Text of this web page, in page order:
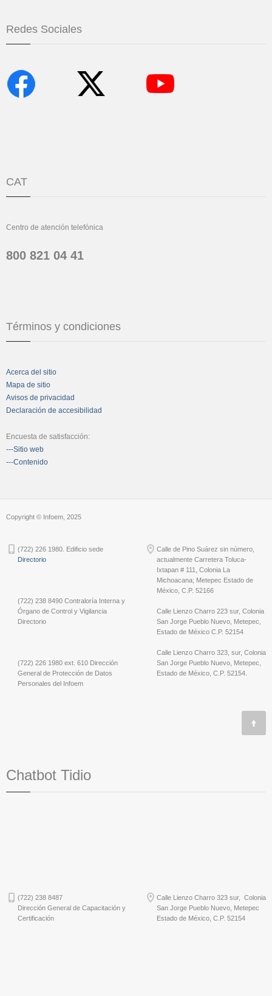
Redes Sociales
CAT
Centro de atención telefónica
800 821 04 41
Términos y condiciones
Acerca del sitio
Mapa de sitio
Avisos de privacidad
Declaración de accesibilidad
Encuesta de satisfacción:
---Sitio web
---Contenido
Copyright © Infoem, 2025
(722) 226 1980. Edificio sede
Directorio
(722) 238 8490 Contraloría Interna y
Órgano de Control y Vigilancia
Directorio
(722) 226 1980 ext. 610 Dirección
General de Protección de Datos
Personales del Infoem
Calle de Pino Suárez sin número,
actualmente Carretera Toluca-
Ixtapan # 111, Colonia La
Michoacana; Metepec Estado de
México, C.P. 52166
Calle Lienzo Charro 223 sur, Colonia
San Jorge Pueblo Nuevo, Metepec,
Estado de México C.P. 52154
Calle Lienzo Charro 323, sur, Colonia
San Jorge Pueblo Nuevo, Metepec,
Estado de México, C.P. 52154.
Chatbot Tidio
(722) 238 8487
Dirección General de Capacitación y
Certificación
Calle Lienzo Charro 323 sur, Colonia
San Jorge Pueblo Nuevo, Metepec
Estado de México, C.P. 52154